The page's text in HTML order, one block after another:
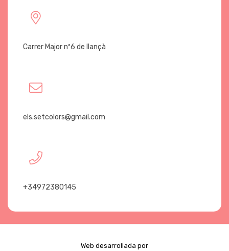
Carrer Major nº6 de llançà
els.setcolors@gmail.com
+34972380145
Web desarrollada por